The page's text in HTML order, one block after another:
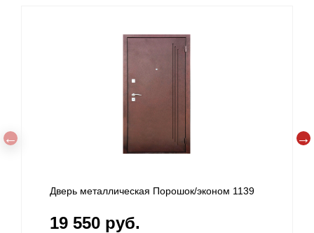
Дверь металлическая Порошок/эконом 1139
19 550 руб.